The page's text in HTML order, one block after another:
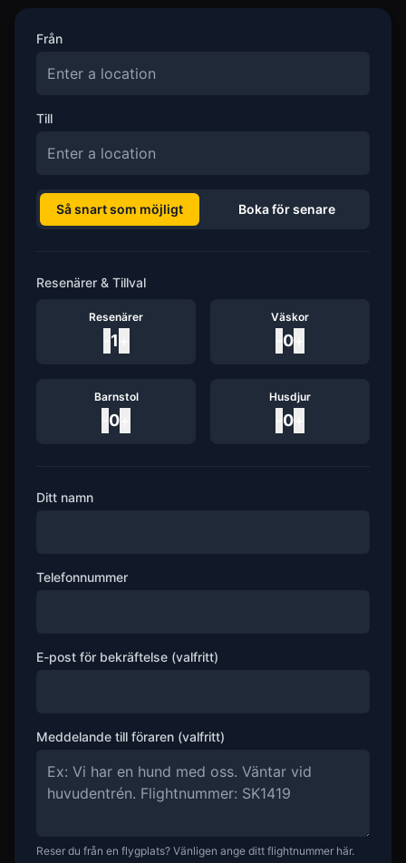
Från
Till
Så snart som möjligt Boka för senare
Resenärer & Tillval
Resenärer
1
Väskor
0
Barnstol
0
Husdjur
0
Ditt namn
Telefonnummer
E-post för bekräftelse (valfritt)
Meddelande till föraren (valfritt)
Reser du från en flygplats? Vänligen ange ditt flightnummer här.